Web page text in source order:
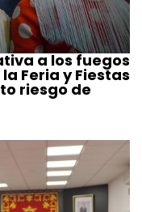
a los fuegos
Feria y Fiestas
riesgo de